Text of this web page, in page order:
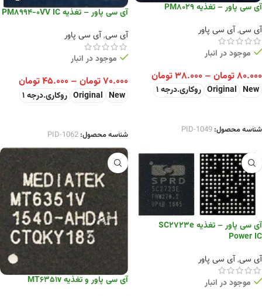
آی سی پاور – تغذیه PM8029
آی سی,آی سی پاور
موجود در انبار
۸۰.۰۰۰تومان – ۳۸.۰۰۰تومان
New
Original روکاری.درجه 1
شناسه محصول: PID-1049
آی سی پاور – تغذیه PM8994-0VV IC
آی سی,آی سی پاور
موجود در انبار
۷۰.۰۰۰تومان – ۴۵.۰۰۰تومان
New
Original روکاری.درجه 1
شناسه محصول: PID-1062
آی سی پاور – تغذیه SC2723e
Power IC
آی سی,آی سی پاور
موجود در انبار
آی سی پاور و تغذیه MT6351v